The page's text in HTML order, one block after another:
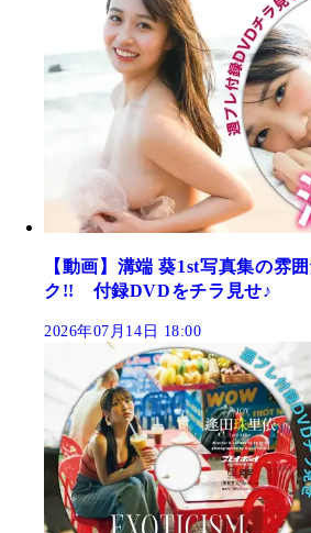
【動画】溝端 葵1st写真集の雰
ク!! 付録DVDをチラ見せ♪
2026年07月14日 18:00